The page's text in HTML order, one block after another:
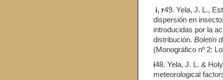
i, r49. Yela, J. L.,
dispersión en
introducidas por la
distribución. Boletín
(Monográfico nº 2:
i48. Yela, J. L. &
meteorological